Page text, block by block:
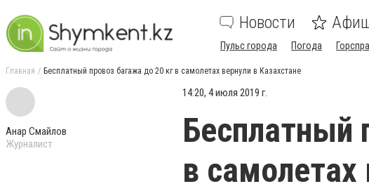
Новости
Пульс города Погода
Главная Бесплатный провоз багажа до 20 кг в самолетах вернули в Казахстане
Анар Смайлов
Журналист
14:20, 4 июля 2019 г.
Бесплатный
в самолетах